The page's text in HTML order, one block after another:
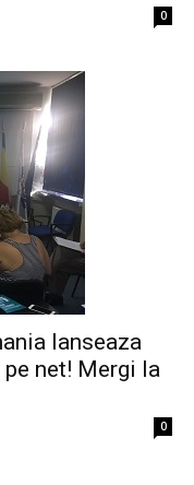
0
lanseaza
net! Mergi la
0